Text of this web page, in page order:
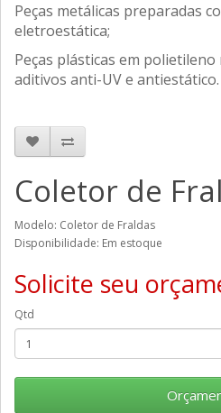
Peças metálicas preparadas
eletroestática;
Peças plásticas em
aditivos anti-UV e antiestático.
Coletor de
Modelo: Coletor de Fraldas
Disponibilidade: Em estoque
Solicite seu
Qtd